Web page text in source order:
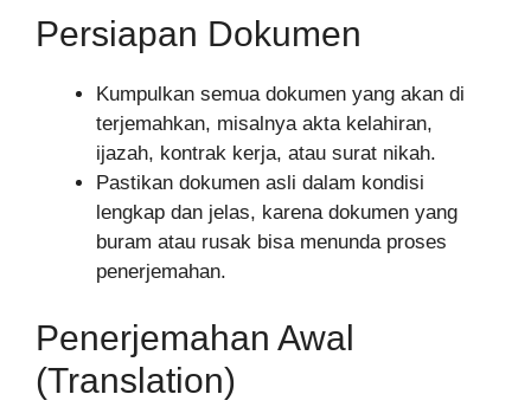
Persiapan Dokumen
Kumpulkan semua dokumen yang akan di
terjemahkan, misalnya akta kelahiran,
ijazah, kontrak kerja, atau surat nikah.
Pastikan dokumen asli dalam kondisi
lengkap dan jelas, karena dokumen yang
buram atau rusak bisa menunda proses
penerjemahan.
Penerjemahan Awal
(Translation)